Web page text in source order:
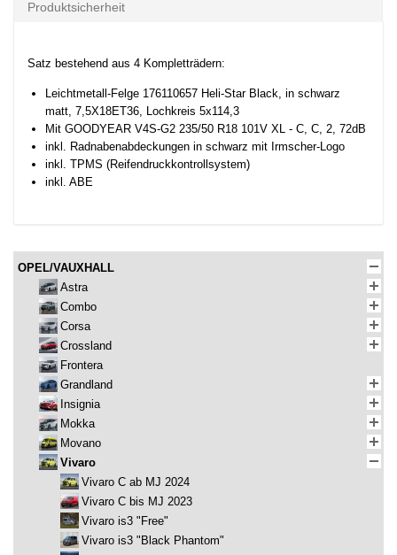
Produktsicherheit
Satz bestehend aus 4 Kompletträdern:
Leichtmetall-Felge 176110657 Heli-Star Black, in schwarz
matt, 7,5X18ET36, Lochkreis 5x114,3
Mit GOODYEAR V4S-G2 235/50 R18 101V XL - C, C, 2, 72dB
inkl. Radnabenabdeckungen in schwarz mit Irmscher-Logo
inkl. TPMS (Reifendruckkontrollsystem)
inkl. ABE
OPEL/VAUXHALL
Astra
Combo
Corsa
Crossland
Frontera
Grandland
Insignia
Mokka
Movano
Vivaro
Vivaro C ab MJ 2024
Vivaro C bis MJ 2023
Vivaro is3 "Free"
Vivaro is3 "Black Phantom"